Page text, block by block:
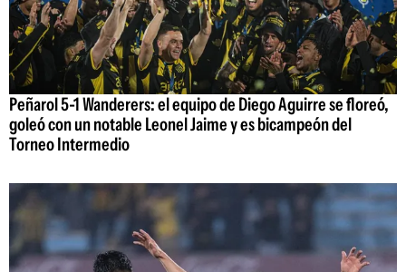
Peñarol 5-1 Wanderers: el equipo de Diego Aguirre se floreó,
goleó con un notable Leonel Jaime y es bicampeón del
Torneo Intermedio